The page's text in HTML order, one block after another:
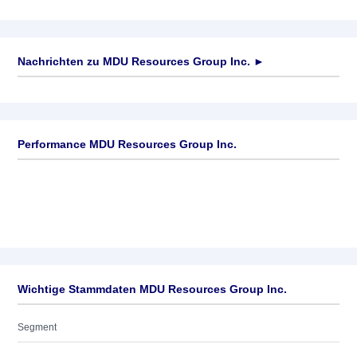
Nachrichten zu MDU Resources Group Inc. ►
Performance MDU Resources Group Inc.
Wichtige Stammdaten MDU Resources Group Inc.
Segment